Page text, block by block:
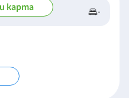
-/- -
карта